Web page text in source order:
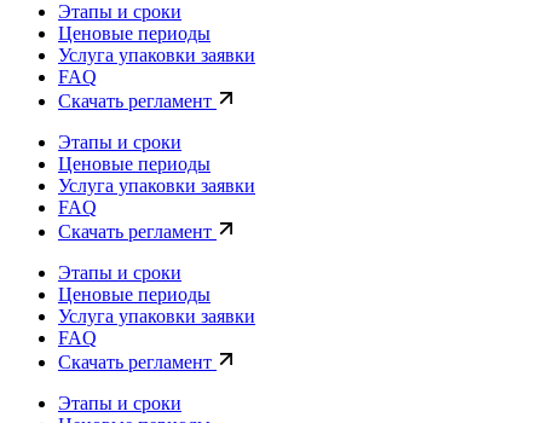
Этапы и сроки
Ценовые периоды
Услуга упаковки заявки
FAQ
Скачать регламент
Этапы и сроки
Ценовые периоды
Услуга упаковки заявки
FAQ
Скачать регламент
Этапы и сроки
Ценовые периоды
Услуга упаковки заявки
FAQ
Скачать регламент
Этапы и сроки